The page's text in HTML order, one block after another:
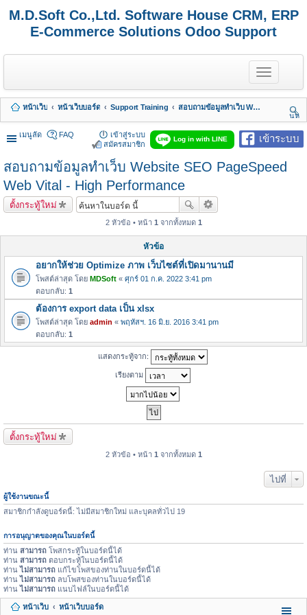
M.D.Soft Co.,Ltd. Software House CRM, ERP
E-Commerce Solutions Odoo Support
T
o
g
e
n
a
i
g
หน้าเว็บ หน้าเว็บบอร์ด Support Training
สอบถามข้อมูลทำเว็บ Website SEO PageSpeed Web Vital - High Performance
นห
า
เมนูลัด
เข้าระบบ
Log in with LINE
FAQ
เข้าสู่ระบบ
สมัครสมาชิก
สอบถามข้อมูลทำเว็บ Website SEO PageSpeed
Web Vital - High Performance
ตั้งกระทู้ใหม่
2 หัวข้อ • หน้า 1 จากทั้งหมด 1
หัวข้อ
อยากให้ช่วย Optimize ภาพ เว็บไซต์ที่เปิดมานานมี
โพสต์ล่าสุด โดย MDSoft « ศุกร์ 01 ก.ค. 2022 3:41 pm
ตอบกลับ: 1
ต้องการ export data เป็น xlsx
โพสต์ล่าสุด โดย admin « พฤหัสฯ. 16 มิ.ย. 2016 3:41 pm
ตอบกลับ: 1
แสดงกระทู้จาก:
เรียงตาม
ตั้งกระทู้ใหม่
2 หัวข้อ • หน้า 1 จากทั้งหมด 1
ไปที่
ผู้ใช้งานขณะนี้
สมาชิกกำลังดูบอร์ดนี้: ไม่มีสมาชิกใหม่ และบุคลทั่วไป 19
การอนุญาตของคุณในบอร์ดนี้
ท่าน สามารถ โพสกระทู้ในบอร์ดนี้ได้
ท่าน สามารถ ตอบกระทู้ในบอร์ดนี้ได้
ท่านไม่สามารถ แก้ไขโพสของท่านในบอร์ดนี้ได้
ท่านไม่สามารถ ลบโพสของท่านในบอร์ดนี้ได้
ท่านไม่สามารถ แนบไฟล์ในบอร์ดนี้ได้
หน้าเว็บ หน้าเว็บบอร์ด